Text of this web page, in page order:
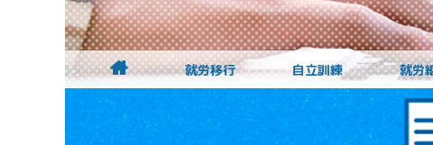
就労移行 自立訓練 就労